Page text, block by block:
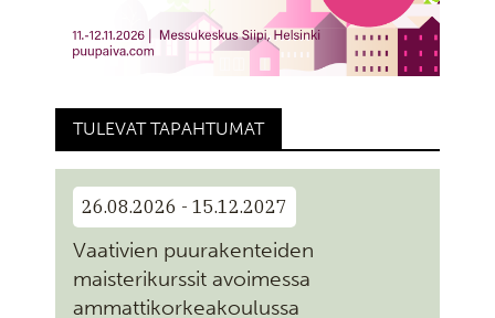
TULEVAT TAPAHTUMAT
26.08.2026 - 15.12.2027
Vaativien puurakenteiden
maisterikurssit avoimessa
ammattikorkeakoulussa